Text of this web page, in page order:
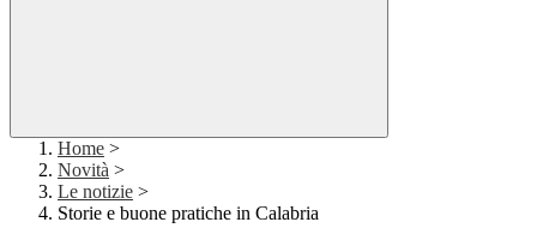
Home >
Novità >
Le notizie >
Storie e buone pratiche in Calabria